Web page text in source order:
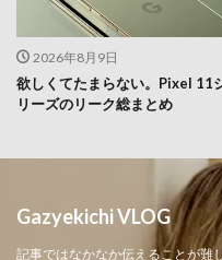
2026年8月9日
欲しくてたまらない。Pixel 11
リーズのリーク総まとめ
Gazyekichi VLOG
記事ではなかなか伝えることが難